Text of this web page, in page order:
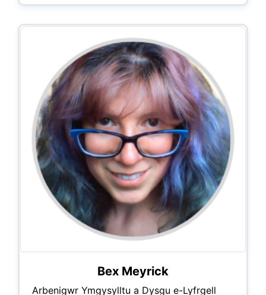
Bex Meyrick
Arbenigwr Ymgysylltu a Dysgu e-Lyfrgell